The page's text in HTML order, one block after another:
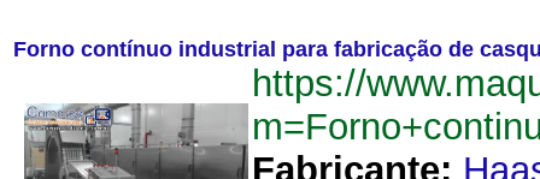
Forno contínuo industrial para fabricação de
https://
Fabricante: